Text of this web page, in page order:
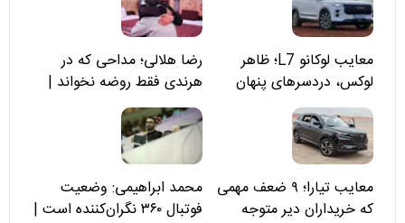
معایب لوکانو L7؛ ظاهر
لوکس، دردسرهای پنهان
رضا هلالی؛ مداحی که در
هرندی فقط روضه نخواند |
مسئولان «تکیه‌گاه آقا مرتضی
علی(ع)» را جدی‌تر ببینند
معایب تیارا؛ ۹ ضعف مهمی
که خریداران دیر متوجه
محمد ابراهیمی: وضعیت
فوتبال ۳۶۰ نگران‌کننده است |